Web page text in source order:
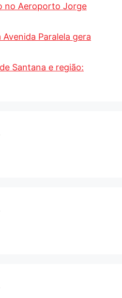
no Aeroporto Jorge
Paralela gera
Santana e região: